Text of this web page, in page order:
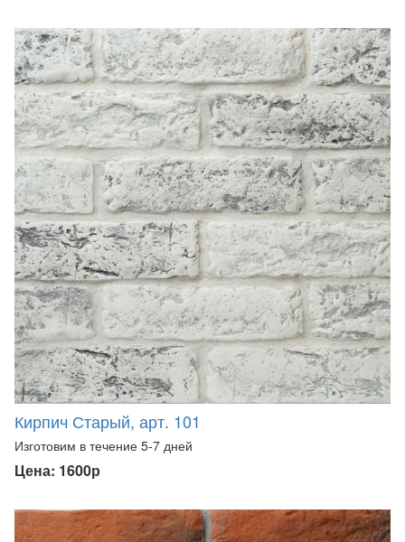
Кирпич Старый, арт. 101
Изготовим в течение 5-7 дней
Цена: 1600р